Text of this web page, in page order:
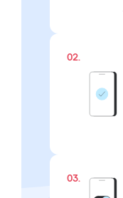
02.
03.